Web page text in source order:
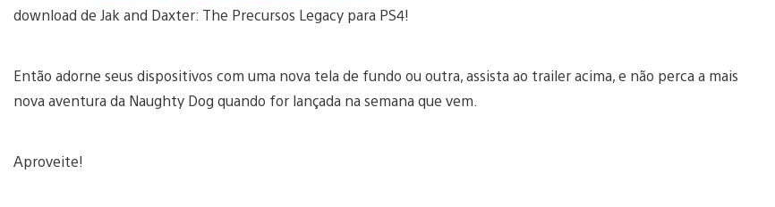
download de Jak and Daxter: The Precursos Legacy para PS4!
Então adorne seus dispositivos com uma nova tela de fundo ou outra, assista ao trailer acima, e não perca a mais
nova aventura da Naughty Dog quando for lançada na semana que vem.
Aproveite!